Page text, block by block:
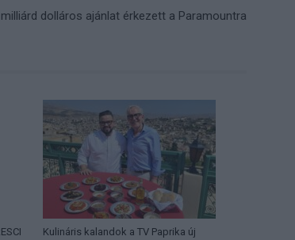
dolláros ajánlat érkezett a Paramountra
Kulináris kalandok a TV Paprika új